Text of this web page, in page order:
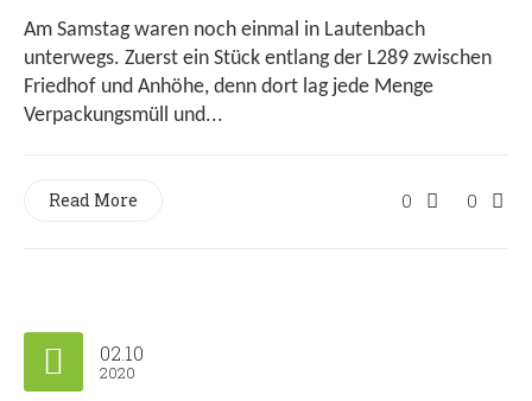
Am Samstag waren noch einmal in Lautenbach
unterwegs. Zuerst ein Stück entlang der L289 zwischen
Friedhof und Anhöhe, denn dort lag jede Menge
Verpackungsmüll und...
0 0
Read More
02.10
2020